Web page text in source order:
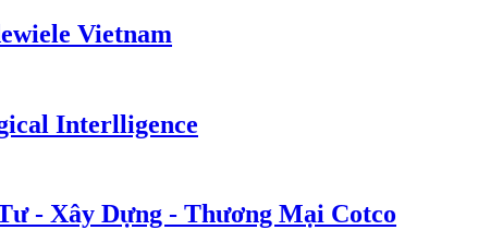
Vietnam
Interlligence
- Xây Dựng - Thương Mại Cotco